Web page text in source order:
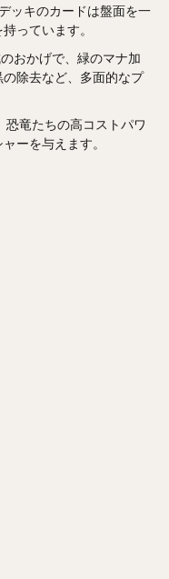
ッキのカードは盤面を一
っています。
おかげで、緑のマナ加
除去など、多面的なプ
恐竜たちの高コストパワ
ーを与えます。